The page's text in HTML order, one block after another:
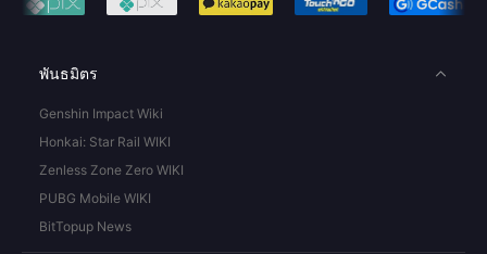
พันธมิตร
Genshin Impact Wiki
Honkai: Star Rail WIKI
Zenless Zone Zero WIKI
PUBG Mobile WIKI
BitTopup News